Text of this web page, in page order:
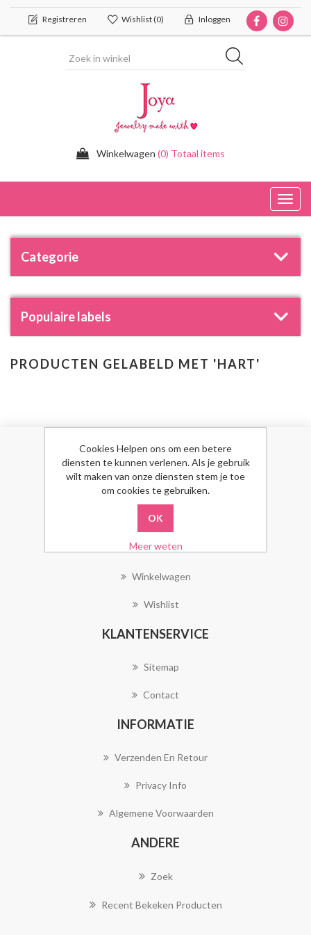
Registreren Wishlist(0) Inloggen
Winkelwagen (0) Totaal items
Categorie
Populaire labels
PRODUCTEN GELABELD MET 'HART'
MIJN ACCOUNT
Mijn Account
Bestellingen
Klant Adressen
Winkelwagen
Wishlist
KLANTENSERVICE
Sitemap
Contact
INFORMATIE
Verzenden En Retour
Privacy Info
Algemene Voorwaarden
ANDERE
Zoek
Recent Bekeken Producten
Cookies Helpen ons om een betere
diensten te kunnen verlenen. Als je gebruik
wilt maken van onze diensten stem je toe
om cookies te gebruiken.
Meer weten